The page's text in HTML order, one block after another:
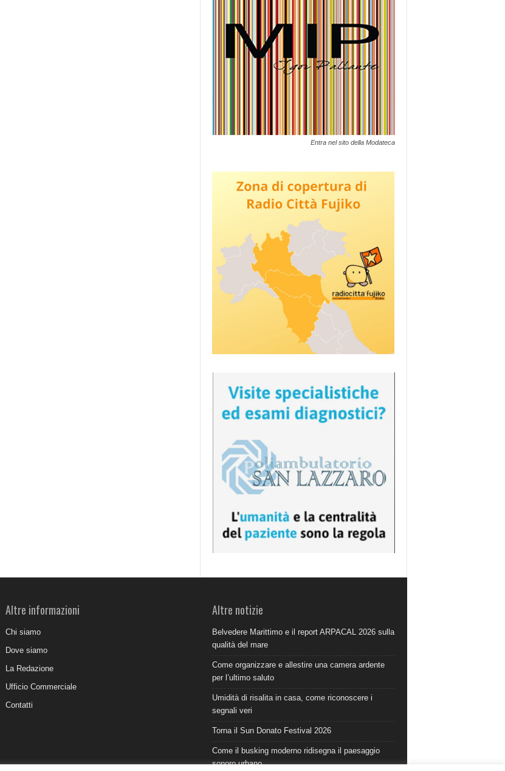
Entra nel sito della Modateca
Altre informazioni
Chi siamo
Dove siamo
La Redazione
Ufficio Commerciale
Contatti
Altre notizie
Belvedere Marittimo e il report ARPACAL 2026 sulla
qualità del mare
Come organizzare e allestire una camera ardente
per l’ultimo saluto
Umidità di risalita in casa, come riconoscere i
segnali veri
Torna il Sun Donato Festival 2026
Come il busking moderno ridisegna il paesaggio
sonoro urbano